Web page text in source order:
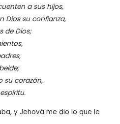
a sus hijos,
Dios su confianza,
de Dios;
su corazón,
y Jehová me dio lo que le